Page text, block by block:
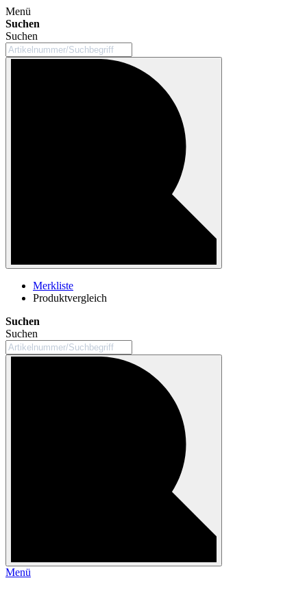
Menü
Suchen
Suchen
Merkliste
Produktvergleich
Suchen
Suchen
Menü